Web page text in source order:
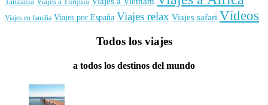
Viajes en familia Viajes por España Viajes relax Viajes safari Vídeos
Todos los viajes
a todos los destinos del mundo